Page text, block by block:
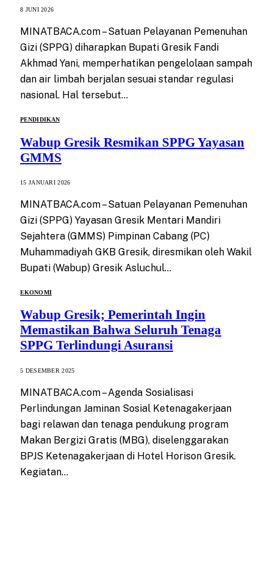
8 JUNI 2026
MINATBACA.com – Satuan Pelayanan Pemenuhan
Gizi (SPPG) diharapkan Bupati Gresik Fandi
Akhmad Yani, memperhatikan pengelolaan sampah
dan air limbah berjalan sesuai standar regulasi
nasional. Hal tersebut…
PENDIDIKAN
Wabup Gresik Resmikan SPPG Yayasan
GMMS
15 JANUARI 2026
MINATBACA.com – Satuan Pelayanan Pemenuhan
Gizi (SPPG) Yayasan Gresik Mentari Mandiri
Sejahtera (GMMS) Pimpinan Cabang (PC)
Muhammadiyah GKB Gresik, diresmikan oleh Wakil
Bupati (Wabup) Gresik Asluchul…
EKONOMI
Wabup Gresik; Pemerintah Ingin
Memastikan Bahwa Seluruh Tenaga
SPPG Terlindungi Asuransi
5 DESEMBER 2025
MINATBACA.com – Agenda Sosialisasi
Perlindungan Jaminan Sosial Ketenagakerjaan
bagi relawan dan tenaga pendukung program
Makan Bergizi Gratis (MBG), diselenggarakan
BPJS Ketenagakerjaan di Hotel Horison Gresik.
Kegiatan…